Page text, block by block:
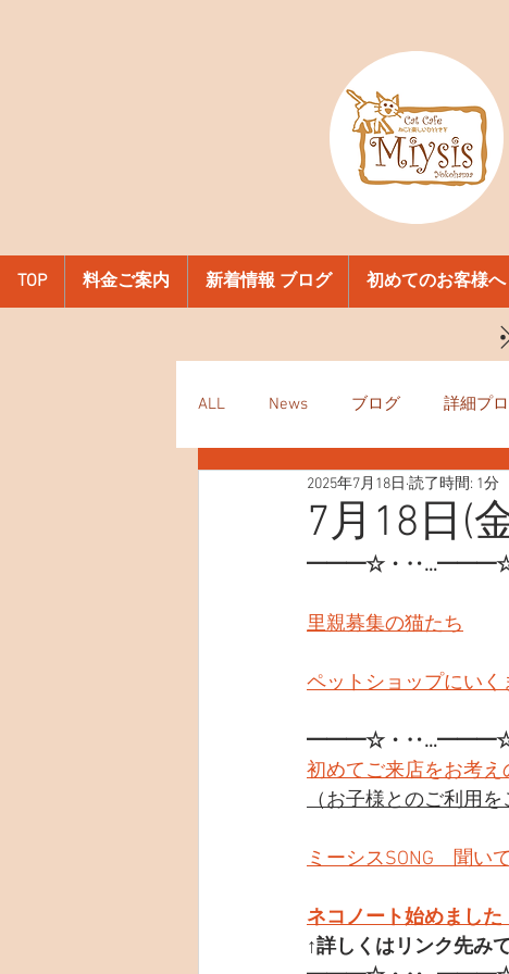
TOP 料金ご案内 新着情報 ブログ 初めてのお客様へ
ALL News ブログ 詳細プ
7月18日(
2025年7月18日 読了時間: 1分
━━━☆・
里親募集の猫たち
ペットショップにいく
━━━☆・
初めてご来店をお考え
（お子様とのご利用
ミーシスSONG　聞い
ネコノート始めました
↑詳しくはリンク先みて